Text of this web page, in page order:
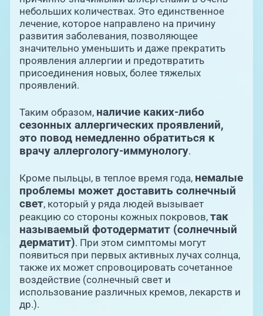
небольших количествах. Это единственное
лечение, которое направлено на причину
развития заболевания, позволяющее
значительно уменьшить и даже прекратить
проявления аллергии и предотвратить
присоединения новых, более тяжелых
проявлений.
Таким образом, наличие каких-либо
сезонных аллергических проявлений,
это повод немедленно обратиться к
врачу аллергологу-иммунологу.
Кроме пыльцы, в теплое время года, немалые
проблемы может доставить солнечный
свет, который у ряда людей вызывает
реакцию со стороны кожных покровов,так
называемый фотодерматит (солнечный
дерматит). При этом симптомы могут
появиться при первых активных лучах солнца,
также их может спровоцировать сочетанное
воздействие (солнечный свет и
использование различных кремов, лекарств и
др.).